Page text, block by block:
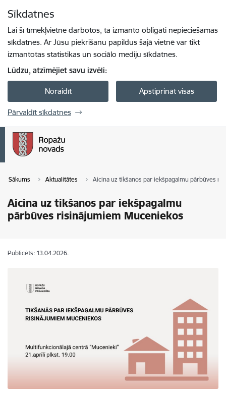
Sīkdatnes
Lai šī tīmekļvietne darbotos, tā izmanto obligāti nepieciešamās
sīkdatnes. Ar Jūsu piekrišanu papildus šajā vietnē var tikt
izmantotas statistikas un sociālo mediju sīkdatnes.
Lūdzu, atzīmējiet savu izvēli:
Noraidīt Apstiprināt visas
Pārvaldīt sīkdatnes
Sākums Aktualitātes Aicina uz tikšanos par iekšpagalmu pārbūves
Aicina uz tikšanos par iekšpagalmu
pārbūves risinājumiem Muceniekos
Publicēts: 13.04.2026.